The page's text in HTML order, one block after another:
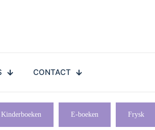
CONTACT
Kinderboeken E-boeken Frysk